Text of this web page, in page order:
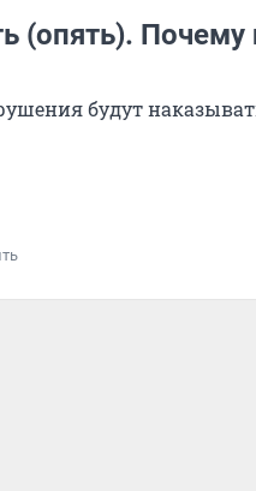
(опять).
будут